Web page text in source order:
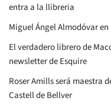
entra a la llibreria
Miguel Ángel Almodóvar
El verdadero librero de
newsletter de Esquire
Roser Amills será maestra
Castell de Bellver